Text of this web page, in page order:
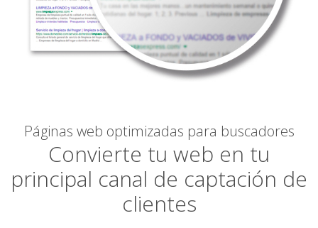
Páginas web optimizadas para buscadores
Convierte tu web en tu
principal canal de captación de
clientes